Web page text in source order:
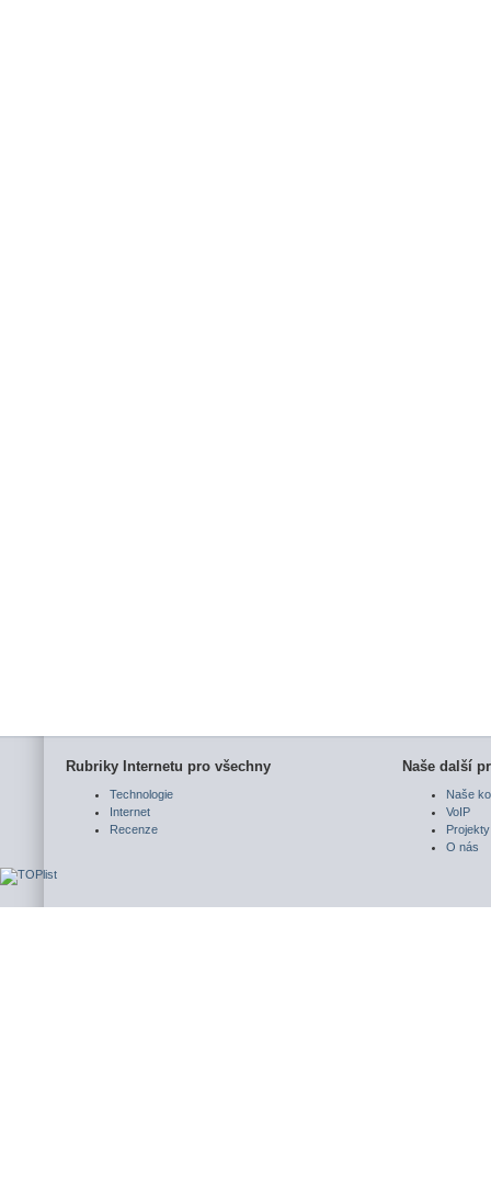
Rubriky Internetu pro všechny
Technologie
Internet
Recenze
Naše další
Naše
VoIP
Projekty
O nás